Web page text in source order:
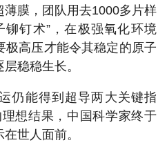
膜，团队用去1000多片样
铆钉术”，在极强氧化环境
极高压才能令其稳定的原子
稳稳生长。
仍能得到超导两大关键指
理想结果，中国科学家终于
世人面前。